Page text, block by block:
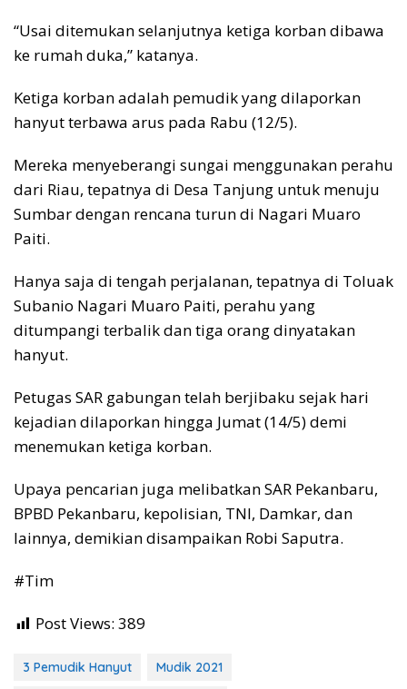
“Usai ditemukan selanjutnya ketiga korban dibawa
ke rumah duka,” katanya.
Ketiga korban adalah pemudik yang dilaporkan
hanyut terbawa arus pada Rabu (12/5).
Mereka menyeberangi sungai menggunakan perahu
dari Riau, tepatnya di Desa Tanjung untuk menuju
Sumbar dengan rencana turun di Nagari Muaro
Paiti.
Hanya saja di tengah perjalanan, tepatnya di Toluak
Subanio Nagari Muaro Paiti, perahu yang
ditumpangi terbalik dan tiga orang dinyatakan
hanyut.
Petugas SAR gabungan telah berjibaku sejak hari
kejadian dilaporkan hingga Jumat (14/5) demi
menemukan ketiga korban.
Upaya pencarian juga melibatkan SAR Pekanbaru,
BPBD Pekanbaru, kepolisian, TNI, Damkar, dan
lainnya, demikian disampaikan Robi Saputra.
#Tim
Post Views: 389
3 Pemudik Hanyut Mudik 2021